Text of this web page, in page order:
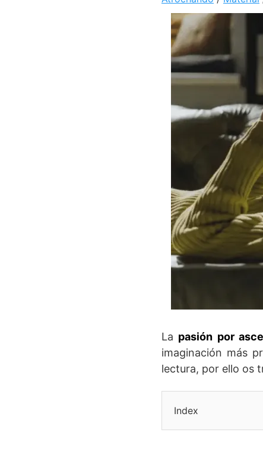
La pasión por
imaginación más
lectura, por ello os
Index